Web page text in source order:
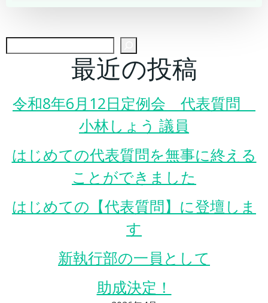
最近の投稿
令和8年6月12日定例会 代表質問
小林しょう 議員
はじめての代表質問を無事に終える
ことができました
はじめての【代表質問】に登壇しま
す
新執行部の一員として
助成決定！